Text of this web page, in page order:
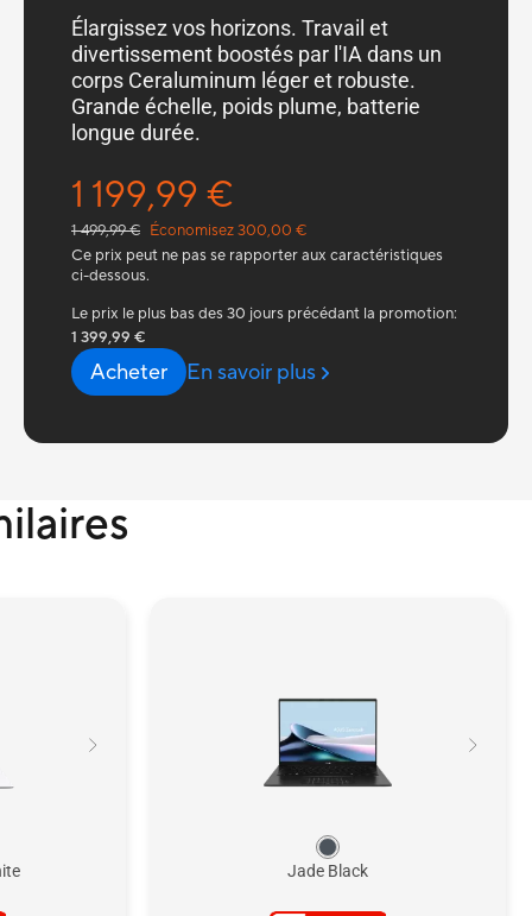
Élargissez vos horizons. Travail et
divertissement boostés par l'IA dans un
corps Ceraluminum léger et robuste.
Grande échelle, poids plume, batterie
longue durée.
1 199,99 €
1 499,99 € Économisez 300,00 €
Ce prix peut ne pas se rapporter aux caractéristiques
ci-dessous.
Le prix le plus bas des 30 jours précédant la promotion:
1 399,99 €
Acheter En savoir plus
Jade Black